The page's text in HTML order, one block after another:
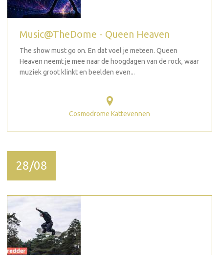
Music@TheDome - Queen Heaven
The show must go on. En dat voel je meteen. Queen
Heaven neemt je mee naar de hoogdagen van de rock, waar
muziek groot klinkt en beelden even...
Cosmodrome Kattevennen
28/08